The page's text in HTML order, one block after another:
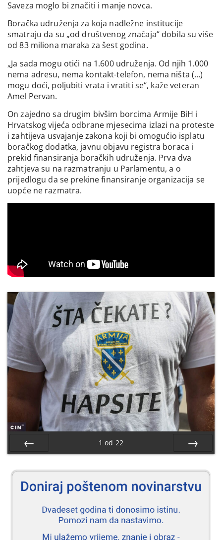
Saveza moglo bi značiti i manje novca.
Boračka udruženja za koja nadležne institucije
smatraju da su „od društvenog značaja“ dobila su više
od 83 miliona maraka za šest godina.
„Ja sada mogu otići na 1.600 udruženja. Od njih 1.000
nema adresu, nema kontakt-telefon, nema ništa (…)
mogu doći, poljubiti vrata i vratiti se“, kaže veteran
Amel Pervan.
On zajedno sa drugim bivšim borcima Armije BiH i
Hrvatskog vijeća odbrane mjesecima izlazi na proteste
i zahtijeva usvajanje zakona koji bi omogućio isplatu
boračkog dodatka, javnu objavu registra boraca i
prekid finansiranja boračkih udruženja. Prva dva
zahtjeva su na razmatranju u Parlamentu, a o
prijedlogu da se prekine finansiranje organizacija se
uopće ne razmatra.
1 od 22